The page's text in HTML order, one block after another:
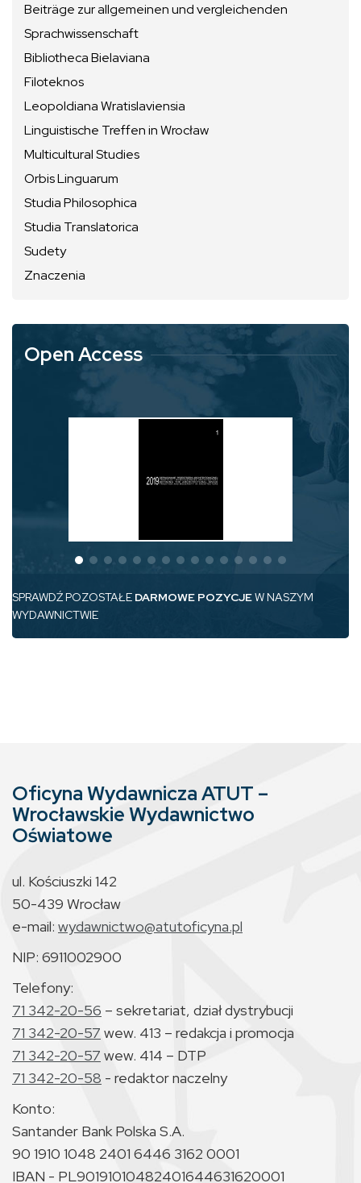
Beiträge zur allgemeinen und vergleichenden
Sprachwissenschaft
Bibliotheca Bielaviana
Filoteknos
Leopoldiana Wratislaviensia
Linguistische Treffen in Wrocław
Multicultural Studies
Orbis Linguarum
Studia Philosophica
Studia Translatorica
Sudety
Znaczenia
Open Access
SPRAWDŹ POZOSTAŁE DARMOWE POZYCJEW NASZYM
WYDAWNICTWIE
Oficyna Wydawnicza ATUT –
Wrocławskie Wydawnictwo
Oświatowe
ul. Kościuszki 142
50-439 Wrocław
e-mail: wydawnictwo@atutoficyna.pl
NIP: 6911002900
Telefony:
71 342-20-56 – sekretariat, dział dystrybucji
71 342-20-57 wew. 413 – redakcja i promocja
71 342-20-57 wew. 414 – DTP
71 342-20-58 - redaktor naczelny
Konto:
Santander Bank Polska S.A.
90 1910 1048 2401 6446 3162 0001
IBAN - PL90191010482401644631620001